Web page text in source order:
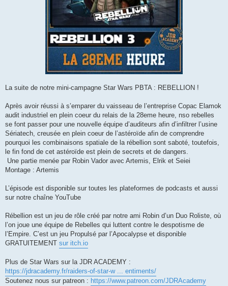
La suite de notre mini-campagne Star Wars PBTA : REBELLION !
Après avoir réussi à s’emparer du vaisseau de l’entreprise Copac Elamok
audit industriel en plein coeur du relais de la 28eme heure, nso rebelles
se font passer pour une nouvelle équipe d’auditeurs afin d’infiltrer l’usine
Sériatech, creusée en plein coeur de l’astéroïde afin de comprendre
pourquoi les combinaisons spatiale de la rébellion sont saboté, toutefois,
le fin fond de cet astéroïde est plein de secrets et de dangers.
Une partie menée par Robin Vador avec Artemis, Elrik et Seiei
Montage : Artemis
L’épisode est disponible sur toutes les plateformes de podcasts et aussi
sur notre chaîne YouTube
Rébellion est un jeu de rôle créé par notre ami Robin d’un Duo Roliste, où
l’on joue une équipe de Rebelles qui luttent contre le despotisme de
l’Empire. C’est un jeu Propulsé par l’Apocalypse et disponible
GRATUITEMENT sur itch.io
Plus de Star Wars sur la JDR ACADEMY :
https://jdracademy.fr/raiders-of-star-w ... entiments/
Soutenez nous sur patreon : https://www.patreon.com/JDRAcademy